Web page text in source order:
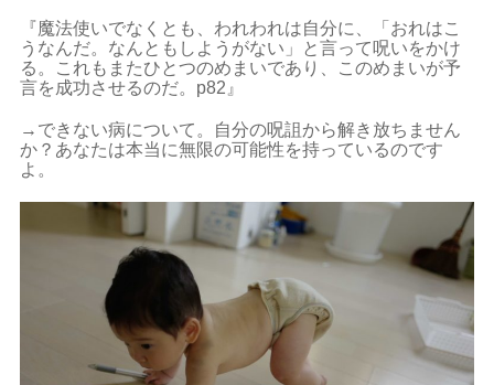
『魔法使いでなくとも、われわれは自分に、「おれはこ
うなんだ。なんともしようがない」と言って呪いをかけ
る。これもまたひとつのめまいであり、このめまいが予
言を成功させるのだ。p82』
→できない病について。自分の呪詛から解き放ちません
か？あなたは本当に無限の可能性を持っているのです
よ。